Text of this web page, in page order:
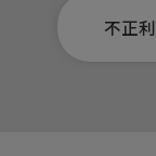
不正